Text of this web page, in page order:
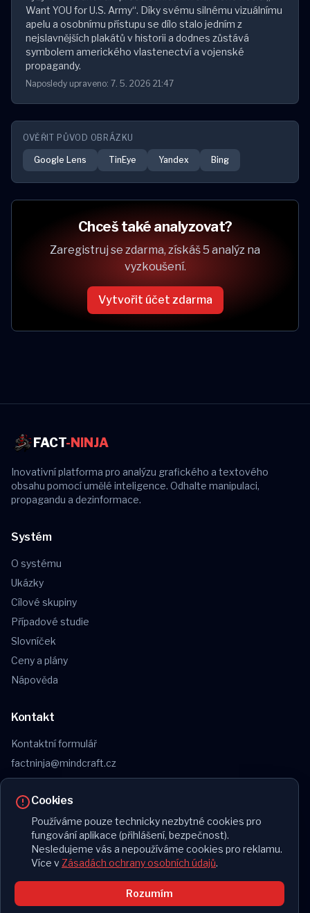
Want YOU for U.S. Army“. Díky svému silnému vizuálnímu
apelu a osobnímu přístupu se dílo stalo jedním z
nejslavnějších plakátů v historii a dodnes zůstává
symbolem amerického vlastenectví a vojenské
propagandy.
Naposledy upraveno: 7. 5. 2026 21:47
OVĚŘIT PŮVOD OBRÁZKU
Google Lens TinEye Yandex Bing
Chceš také analyzovat?
Zaregistruj se zdarma, získáš 5 analýz na
vyzkoušení.
Vytvořit účet zdarma
FACT-NINJA
Inovativní platforma pro analýzu grafického a textového
obsahu pomocí umělé inteligence. Odhalte manipulaci,
propagandu a dezinformace.
Systém
O systému
Ukázky
Cílové skupiny
Případové studie
Slovníček
Ceny a plány
Nápověda
Kontakt
Kontaktní formulář
factninja@mindcraft.cz
Obchodní podmínky
Reklamační řád
Ochrana osobních údajů
© 2026 FactNinja. Všechna práva vyhrazena.
v0.99.128
Cookies
Používáme pouze technicky nezbytné cookies pro
fungování aplikace (přihlášení, bezpečnost).
Nesledujeme vás a nepoužíváme cookies pro reklamu.
Více v Zásadách ochrany osobních údajů.
Rozumím